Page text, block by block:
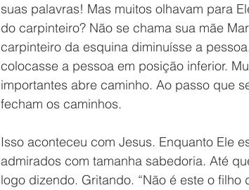
suas palavras! Mas muitos olhavam para
do carpinteiro? Não se chama sua mãe
carpinteiro da esquina diminuísse a
colocasse a pessoa em posição inferior.
importantes abre caminho. Ao passo que
fecham os caminhos.
Isso aconteceu com Jesus. Enquanto Ele
admirados com tamanha sabedoria. Até
logo dizendo. Gritando. “Não é este o